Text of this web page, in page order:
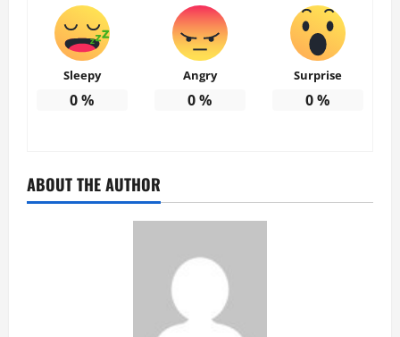
Sleepy
0%
Angry
0%
Surprise
0%
ABOUT THE AUTHOR